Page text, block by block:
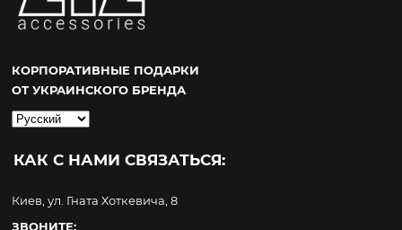
КОРПОРАТИВНЫЕ ПОДАРКИ
ОТ УКРАИНСКОГО БРЕНДА
Выбрать
КАК С НАМИ СВЯЗАТЬСЯ:
Киев, ул. Гната Хоткевича, 8
ЗВОНИТЕ: